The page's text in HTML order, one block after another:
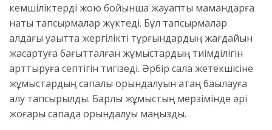
кемшіліктерді жою бойынша жауапты мамандарға
нақты тапсырмалар жүктеді. Бұл тапсырмалар
алдағы уақытта жергілікті тұрғындардың жағдайын
жақсартуға бағытталған жұмыстардың тиімділігін
арттыруға септігін тигізеді. Әрбір сала жетекшісіне
жұмыстардың сапалы орындалуын қатаң бақылауға
алу тапсырылды. Барлық жұмыстың мерзімінде әрі
жоғары сапада орындалуы маңызды.